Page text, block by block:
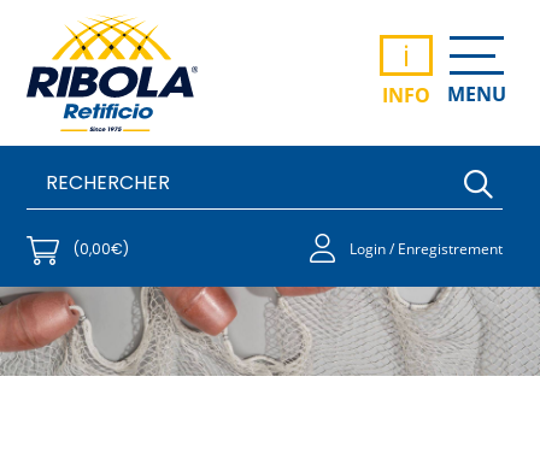
i
INFO MENU
(0,00€) Login / Enregistrement